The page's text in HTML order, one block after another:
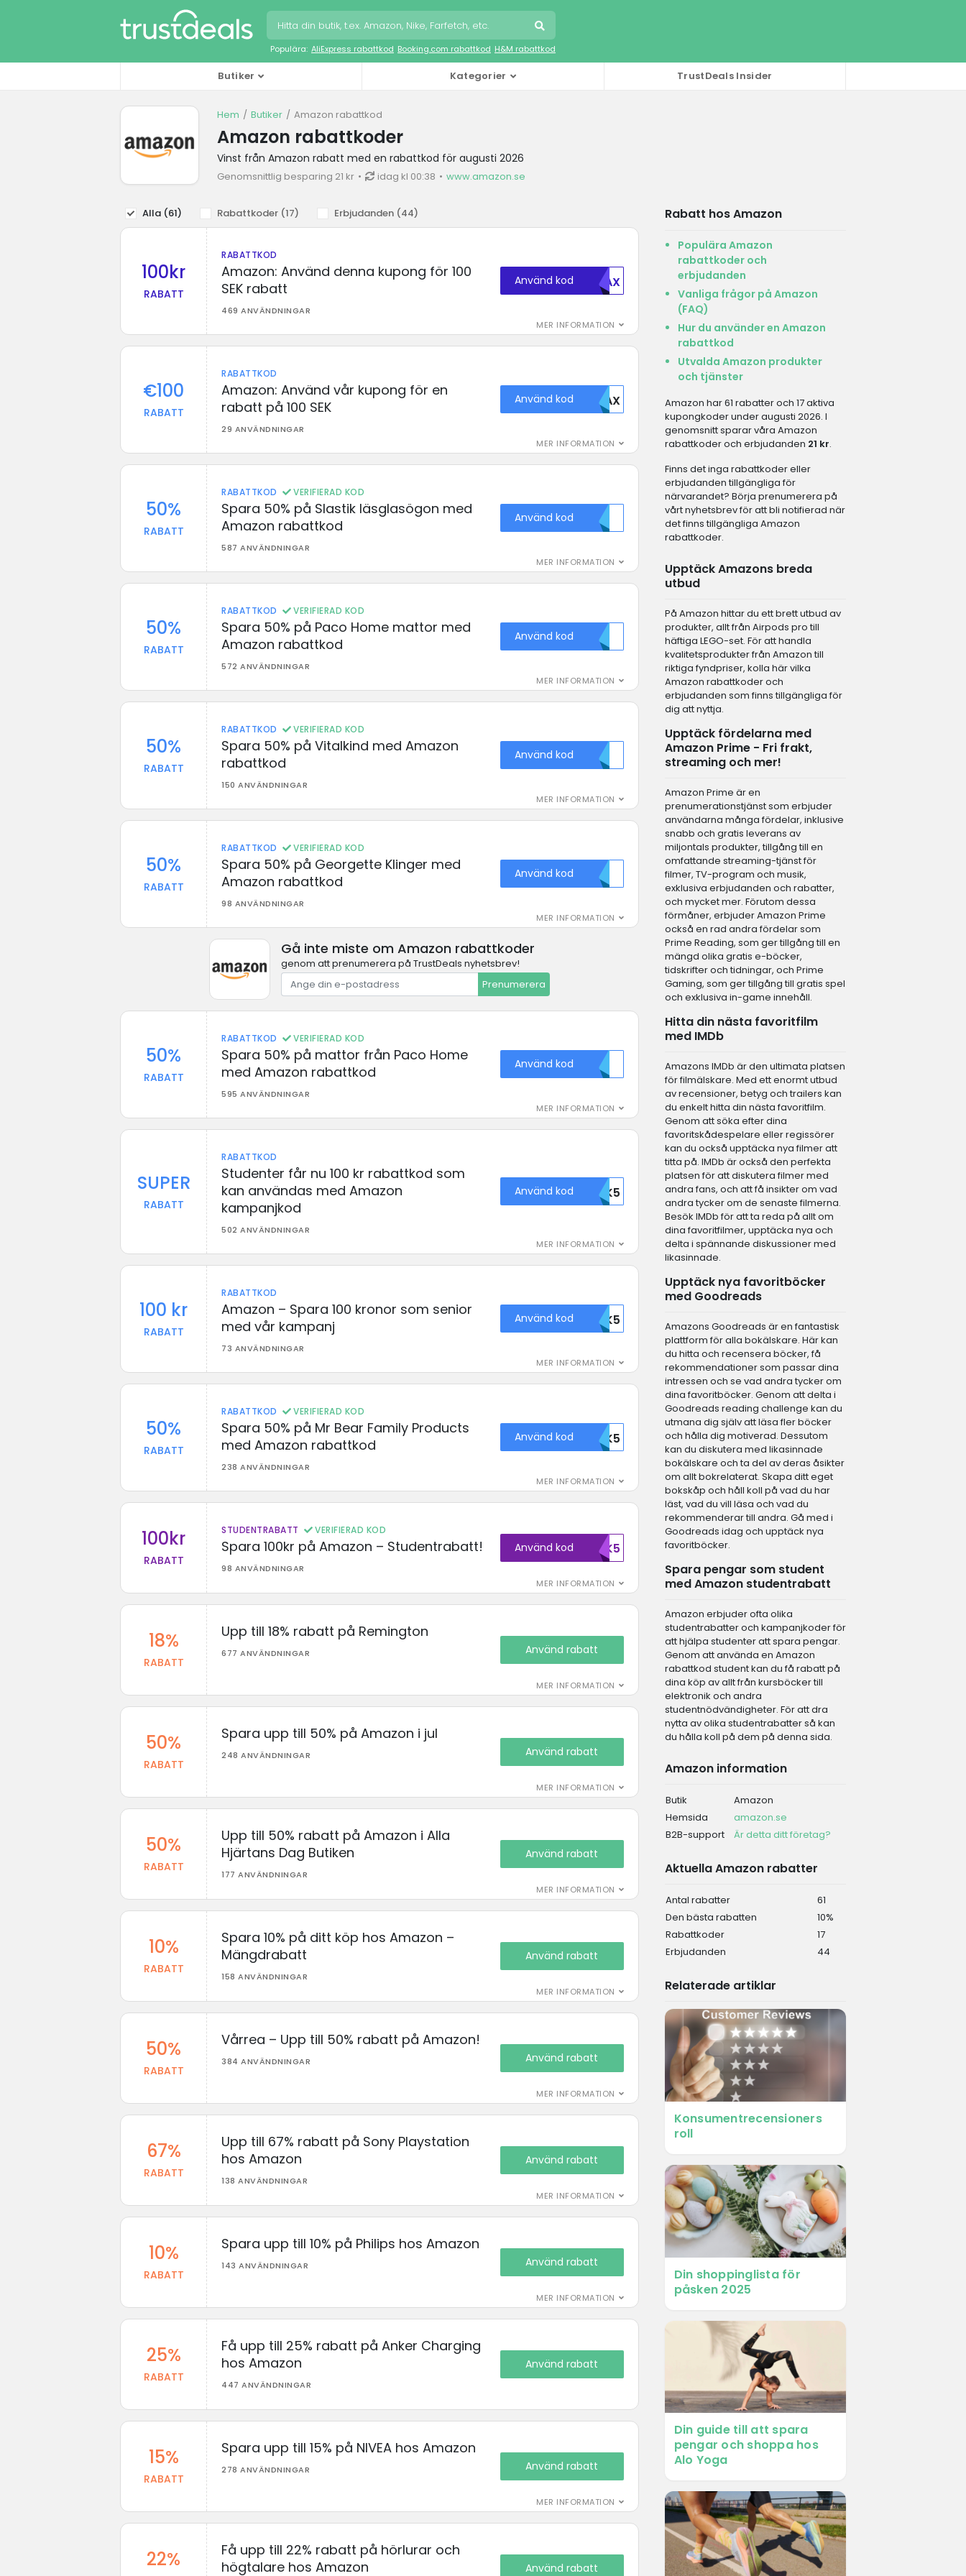
Populära: AliExpress rabattkod Booking.com rabattkod H&M rabattkod
Butiker Kategorier TrustDeals Insider
Hem Butiker Amazon rabattkod
Amazon rabattkoder
Vinst från Amazon rabatt med en rabattkod för augusti 2026
Genomsnittlig besparing 21 kr idag kl 00:38 www.amazon.se
Alla (61) Rabattkoder (17) Erbjudanden (44)
100kr
RABATT
RABATTKOD
Amazon: Använd denna kupong för 100
SEK rabatt
469 ANVÄNDNINGAR
MER INFORMATION
Använd kod MDAX
€100
RABATT
RABATTKOD
Amazon: Använd vår kupong för en
rabatt på 100 SEK
29 ANVÄNDNINGAR
MER INFORMATION
Använd kod MDAX
50%
RABATT
RABATTKOD VERIFIERAD KOD
Spara 50% på Slastik läsglasögon med
Amazon rabattkod
587 ANVÄNDNINGAR
MER INFORMATION
Använd kod
50%
RABATT
RABATTKOD VERIFIERAD KOD
Spara 50% på Paco Home mattor med
Amazon rabattkod
572 ANVÄNDNINGAR
MER INFORMATION
Använd kod
50%
RABATT
RABATTKOD VERIFIERAD KOD
Spara 50% på Vitalkind med Amazon
rabattkod
150 ANVÄNDNINGAR
MER INFORMATION
Använd kod
50%
RABATT
RABATTKOD VERIFIERAD KOD
Spara 50% på Georgette Klinger med
Amazon rabattkod
98 ANVÄNDNINGAR
MER INFORMATION
Använd kod
Gå inte miste om Amazon rabattkoder
genom att prenumerera på TrustDeals nyhetsbrev!
Prenumerera
50%
RABATT
RABATTKOD VERIFIERAD KOD
Spara 50% på mattor från Paco Home
med Amazon rabattkod
595 ANVÄNDNINGAR
MER INFORMATION
Använd kod
SUPER
RABATT
RABATTKOD
Studenter får nu 100 kr rabattkod som
kan användas med Amazon
kampanjkod
502 ANVÄNDNINGAR
MER INFORMATION
Använd kod67997OTK5
100 kr
RABATT
RABATTKOD
Amazon – Spara 100 kronor som senior
med vår kampanj
73 ANVÄNDNINGAR
MER INFORMATION
Använd kod68003OTK5
50%
RABATT
RABATTKOD VERIFIERAD KOD
Spara 50% på Mr Bear Family Products
med Amazon rabattkod
238 ANVÄNDNINGAR
MER INFORMATION
Använd kod43838OTK5
100kr
RABATT
STUDENTRABATT VERIFIERAD KOD
Spara 100kr på Amazon – Studentrabatt!
98 ANVÄNDNINGAR
MER INFORMATION
Använd kod43617OTK5
18%
RABATT
Upp till 18% rabatt på Remington
677 ANVÄNDNINGAR
MER INFORMATION
Använd rabatt
50%
RABATT
Spara upp till 50% på Amazon i jul
248 ANVÄNDNINGAR
MER INFORMATION
Använd rabatt
50%
RABATT
Upp till 50% rabatt på Amazon i Alla
Hjärtans Dag Butiken
177 ANVÄNDNINGAR
MER INFORMATION
Använd rabatt
10%
RABATT
Spara 10% på ditt köp hos Amazon –
Mängdrabatt
158 ANVÄNDNINGAR
MER INFORMATION
Använd rabatt
50%
RABATT
Vårrea – Upp till 50% rabatt på Amazon!
384 ANVÄNDNINGAR
MER INFORMATION
Använd rabatt
67%
RABATT
Upp till 67% rabatt på Sony Playstation
hos Amazon
138 ANVÄNDNINGAR
MER INFORMATION
Använd rabatt
10%
RABATT
Spara upp till 10% på Philips hos Amazon
143 ANVÄNDNINGAR
MER INFORMATION
Använd rabatt
25%
RABATT
Få upp till 25% rabatt på Anker Charging
hos Amazon
447 ANVÄNDNINGAR
Använd rabatt
15%
RABATT
Spara upp till 15% på NIVEA hos Amazon
278 ANVÄNDNINGAR
MER INFORMATION
Använd rabatt
22%
Få upp till 22% rabatt på hörlurar och
högtalare hos Amazon
Använd rabatt
Rabatt hos Amazon
Populära Amazon
rabattkoder och
erbjudanden
Vanliga frågor på Amazon
(FAQ)
Hur du använder en Amazon
rabattkod
Utvalda Amazon produkter
och tjänster
Amazon har 61 rabatter och 17 aktiva
kupongkoder under augusti 2026. I
genomsnitt sparar våra Amazon
rabattkoder och erbjudanden 21 kr.
Finns det inga rabattkoder eller
erbjudanden tillgängliga för
närvarandet? Börja prenumerera på
vårt nyhetsbrev för att bli notifierad när
det finns tillgängliga Amazon
rabattkoder.
Upptäck Amazons breda
utbud
På Amazon hittar du ett brett utbud av
produkter, allt från Airpods pro till
häftiga LEGO-set. För att handla
kvalitetsprodukter från Amazon till
riktiga fyndpriser, kolla här vilka
Amazon rabattkoder och
erbjudanden som finns tillgängliga för
dig att nyttja.
Upptäck fördelarna med
Amazon Prime - Fri frakt,
streaming och mer!
Amazon Prime är en
prenumerationstjänst som erbjuder
användarna många fördelar, inklusive
snabb och gratis leverans av
miljontals produkter, tillgång till en
omfattande streaming-tjänst för
filmer, TV-program och musik,
exklusiva erbjudanden och rabatter,
och mycket mer. Förutom dessa
förmåner, erbjuder Amazon Prime
också en rad andra fördelar som
Prime Reading, som ger tillgång till en
mängd olika gratis e-böcker,
tidskrifter och tidningar, och Prime
Gaming, som ger tillgång till gratis spel
och exklusiva in-game innehåll.
Hitta din nästa favoritfilm
med IMDb
Amazons IMDb är den ultimata platsen
för filmälskare. Med ett enormt utbud
av recensioner, betyg och trailers kan
du enkelt hitta din nästa favoritfilm.
Genom att söka efter dina
favoritskådespelare eller regissörer
kan du också upptäcka nya filmer att
titta på. IMDb är också den perfekta
platsen för att diskutera filmer med
andra fans, och att få insikter om vad
andra tycker om de senaste filmerna.
Besök IMDb för att ta reda på allt om
dina favoritfilmer, upptäcka nya och
delta i spännande diskussioner med
likasinnade.
Upptäck nya favoritböcker
med Goodreads
Amazons Goodreads är en fantastisk
plattform för alla bokälskare. Här kan
du hitta och recensera böcker, få
rekommendationer som passar dina
intressen och se vad andra tycker om
dina favoritböcker. Genom att delta i
Goodreads reading challenge kan du
utmana dig själv att läsa fler böcker
och hålla dig motiverad. Dessutom
kan du diskutera med likasinnade
bokälskare och ta del av deras åsikter
om allt bokrelaterat. Skapa ditt eget
bokskåp och håll koll på vad du har
läst, vad du vill läsa och vad du
rekommenderar till andra. Gå med i
Goodreads idag och upptäck nya
favoritböcker.
Spara pengar som student
med Amazon studentrabatt
Amazon erbjuder ofta olika
studentrabatter och kampanjkoder för
att hjälpa studenter att spara pengar.
Genom att använda en Amazon
rabattkod student kan du få rabatt på
dina köp av allt från kursböcker till
elektronik och andra
studentnödvändigheter. För att dra
nytta av olika studentrabatter så kan
du hålla koll på dem på denna sida.
Amazon information
Butik
Amazon
Hemsida
amazon.se
B2B-support
Är detta ditt företag?
Aktuella Amazon rabatter
Antal rabatter
61
Den bästa rabatten
10%
Rabattkoder
17
Erbjudanden
44
Relaterade artiklar
Konsumentrecensioners
roll
Din shoppinglista för
påsken 2025
Din guide till att spara
pengar och shoppa hos
Alo Yoga